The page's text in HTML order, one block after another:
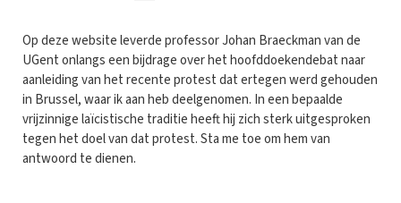
Op deze website leverde professor Johan Braeckman van de
UGent onlangs een bijdrage over het hoofddoekendebat naar
aanleiding van het recente protest dat ertegen werd gehouden
in Brussel, waar ik aan heb deelgenomen. In een bepaalde
vrijzinnige laïcistische traditie heeft hij zich sterk uitgesproken
tegen het doel van dat protest. Sta me toe om hem van
antwoord te dienen.